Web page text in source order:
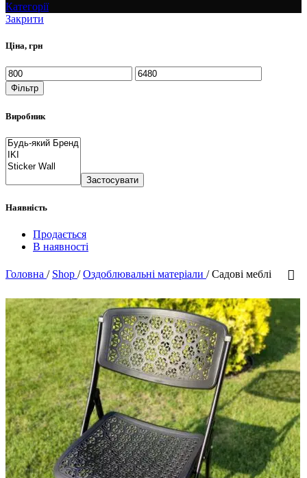
Категорії
Закрити
Ціна, грн
Фільтр
Виробник
Застосувати
Наявність
Продається
В наявності
Головна / Shop / Оздоблювальні матеріали / Садові меблі